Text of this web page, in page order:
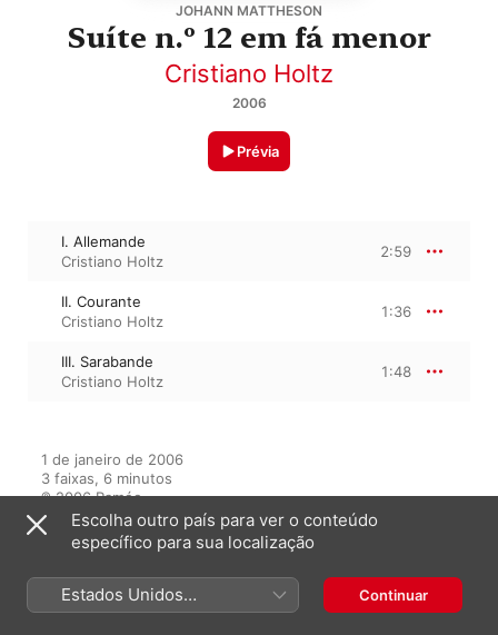
JOHANN MATTHESON
Suíte n.º 12 em fá menor
Cristiano Holtz
2006
Prévia
I. Allemande
Cristiano Holtz
2:59
II. Courante
Cristiano Holtz
1:36
III. Sarabande
Cristiano Holtz
1:48
1 de janeiro de 2006
3 faixas, 6 minutos
℗ 2006 Ramée
Do álbum
Escolha outro país para ver o conteúdo
específico para sua localização
Estados Unidos
(Português Brasil)
Continuar